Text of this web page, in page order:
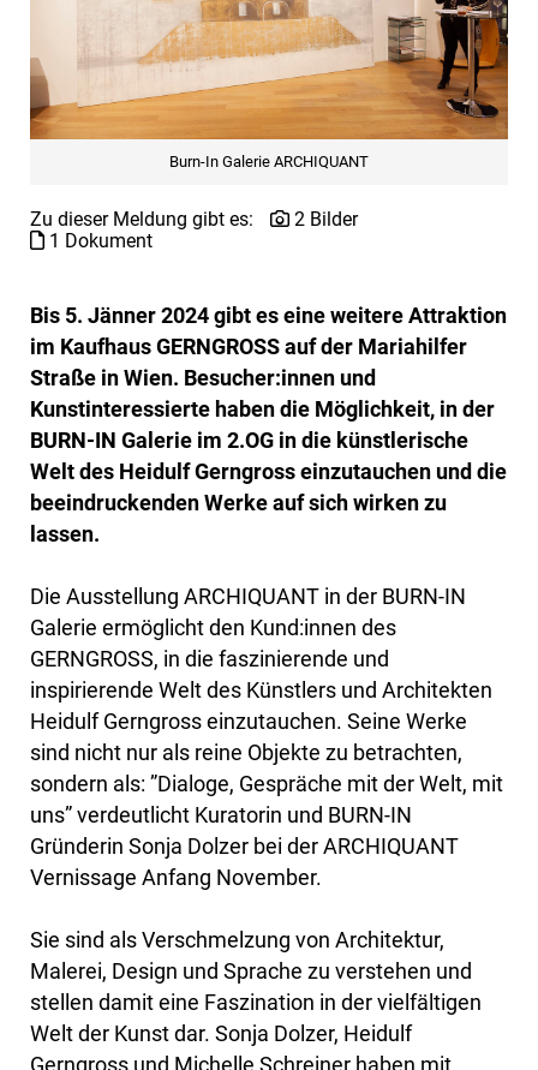
Burn-In Galerie ARCHIQUANT
Zu dieser Meldung gibt es:
2 Bilder
1 Dokument
Bis 5. Jänner 2024 gibt es eine weitere Attraktion
im Kaufhaus GERNGROSS auf der Mariahilfer
Straße in Wien. Besucher:innen und
Kunstinteressierte haben die Möglichkeit, in der
BURN-IN Galerie im 2.OG in die künstlerische
Welt des Heidulf Gerngross einzutauchen und die
beeindruckenden Werke auf sich wirken zu
lassen.
Die Ausstellung ARCHIQUANT in der BURN-IN
Galerie ermöglicht den Kund:innen des
GERNGROSS, in die faszinierende und
inspirierende Welt des Künstlers und Architekten
Heidulf Gerngross einzutauchen. Seine Werke
sind nicht nur als reine Objekte zu betrachten,
sondern als: ”Dialoge, Gespräche mit der Welt, mit
uns” verdeutlicht Kuratorin und BURN-IN
Gründerin Sonja Dolzer bei der ARCHIQUANT
Vernissage Anfang November.
Sie sind als Verschmelzung von Architektur,
Malerei, Design und Sprache zu verstehen und
stellen damit eine Faszination in der vielfältigen
Welt der Kunst dar. Sonja Dolzer, Heidulf
Gerngross und Michelle Schreiner haben mit